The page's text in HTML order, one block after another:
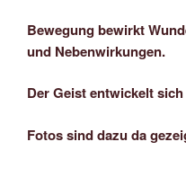
Bewegung bewirkt
und Nebenwirkungen.
Der Geist entwickelt
Fotos sind dazu da